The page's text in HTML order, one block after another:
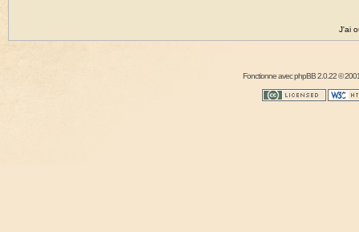
J'ai
Fonctionne avecphpBB2.0.22 ©